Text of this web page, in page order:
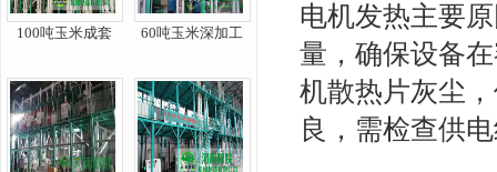
100吨玉米成套 60吨玉米深加工
电机发热主要
量，确保设备
机散热片灰尘
良，需检查供